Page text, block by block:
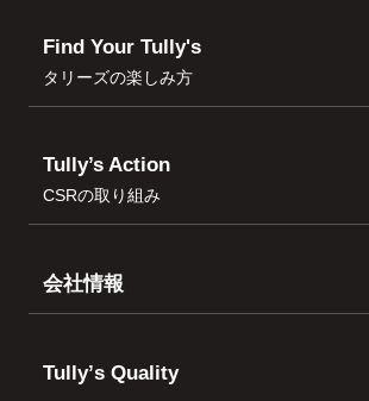
Find Your Tully's
タリーズの楽しみ方
Tully’s Action
CSRの取り組み
会社情報
Tullyʼs Quality